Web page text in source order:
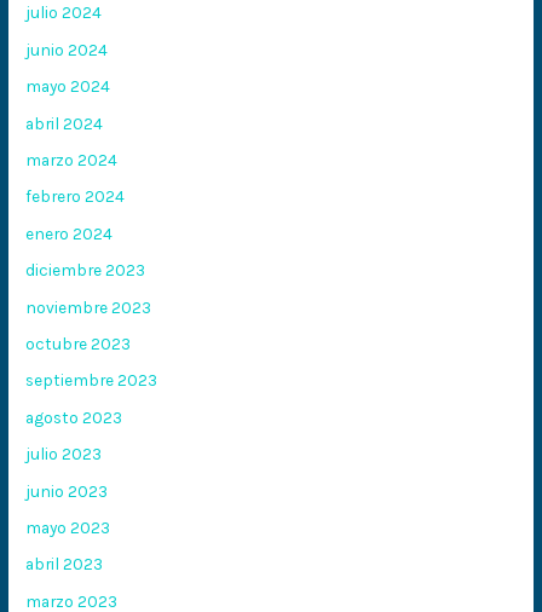
julio 2024
junio 2024
mayo 2024
abril 2024
marzo 2024
febrero 2024
enero 2024
diciembre 2023
noviembre 2023
octubre 2023
septiembre 2023
agosto 2023
julio 2023
junio 2023
mayo 2023
abril 2023
marzo 2023